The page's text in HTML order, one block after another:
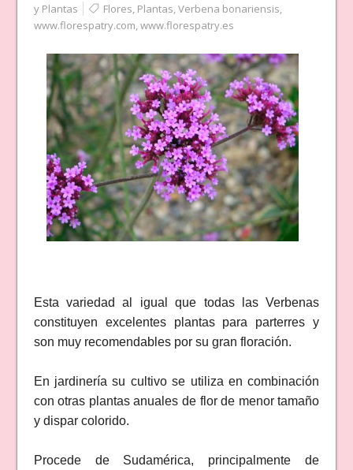
y Plantas
Flores, Plantas,Verbena bonariensis,
www.florespatry.com,www.florespatry.es
Esta variedad al igual que todas las Verbenas
constituyen excelentes plantas para parterres y
son muy recomendables por su gran floración.
En jardinería su cultivo se utiliza en combinación
con otras plantas anuales de flor de menor tamaño
y dispar colorido.
Procede de Sudamérica, principalmente de